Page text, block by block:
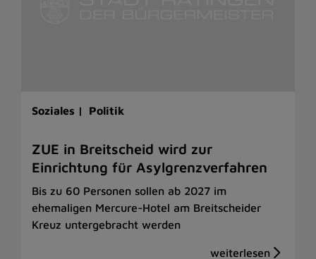
Soziales | Politik
ZUE in Breitscheid wird zur
Einrichtung für Asylgrenzverfahren
Bis zu 60 Personen sollen ab 2027 im
ehemaligen Mercure-Hotel am Breitscheider
Kreuz untergebracht werden